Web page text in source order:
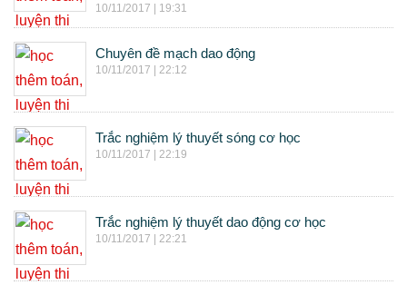
10/11/2017 | 19:31
Chuyên đề mạch dao động
10/11/2017 | 22:12
Trắc nghiệm lý thuyết sóng cơ học
10/11/2017 | 22:19
Trắc nghiệm lý thuyết dao động cơ học
10/11/2017 | 22:21